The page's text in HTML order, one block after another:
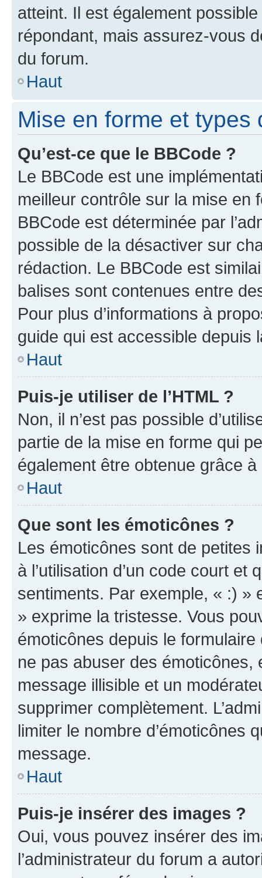
atteint. Il est également
répondant, mais assurez-vous
du forum.
Haut
Mise en forme et types
Qu’est-ce que le BBCode ?
Le BBCode est une
meilleur contrôle sur la mise en
BBCode est déterminée par
possible de la désactiver sur
rédaction. Le BBCode est
balises sont contenues entre
Pour plus d’informations à
guide qui est accessible depuis
Haut
Puis-je utiliser de l’HTML ?
Non, il n’est pas possible
partie de la mise en forme qui
également être obtenue grâce à
Haut
Que sont les émoticônes ?
Les émoticônes sont de petites
à l’utilisation d’un code court et
sentiments. Par exemple, « :) »
» exprime la tristesse. Vous
émoticônes depuis le
ne pas abuser des
message illisible et un
supprimer complètement.
limiter le nombre d’émoticônes
message.
Haut
Puis-je insérer des images ?
Oui, vous pouvez insérer des
l’administrateur du forum a